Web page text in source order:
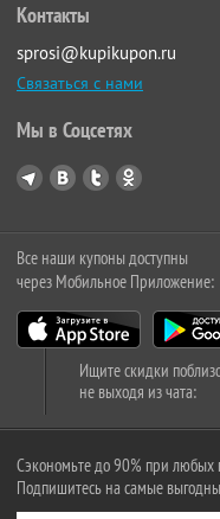
Контакты
sprosi@kupikupon.ru
Связаться с нами
Мы в Соцсетях
Все наши купоны доступны
через Мобильное Приложение:
Ищите скидки
не выходя из чата:
Сэкономьте до 90% при любых
Подпишитесь на самые